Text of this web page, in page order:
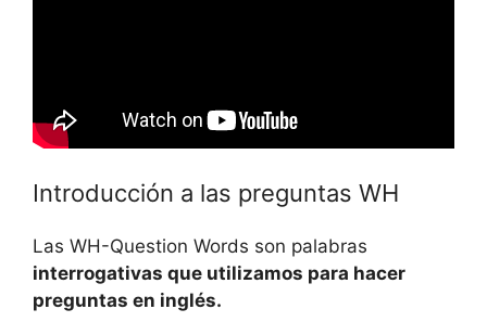
Introducción a las preguntas WH
Las WH-Question Words son palabras
interrogativas que utilizamos para hacer
preguntas en inglés.